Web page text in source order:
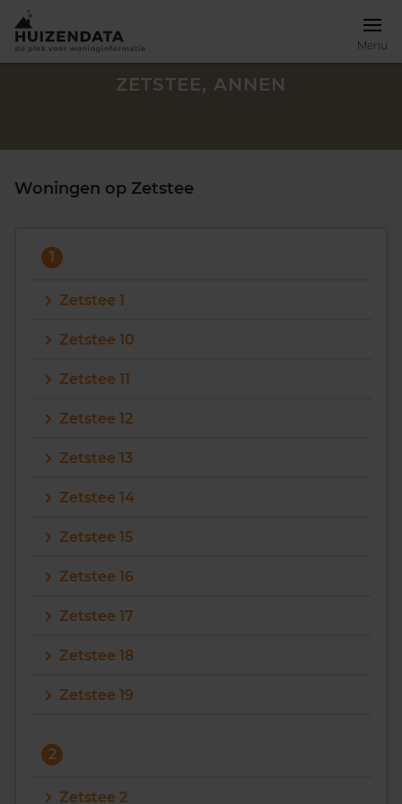
Menu
Maandag t/m vrijdag - 08:00 -18:00
ZETSTEE, ANNEN
Woningen op Zetstee
1
Zetstee 1
Zetstee 10
Zetstee 11
Zetstee 12
Zetstee 13
Zetstee 14
Zetstee 15
Zetstee 16
Zetstee 17
Zetstee 18
Zetstee 19
2
Zetstee 2